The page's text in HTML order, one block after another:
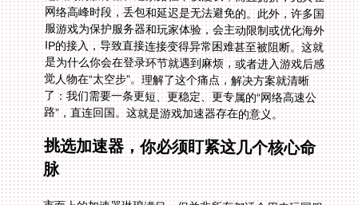
路”，直连回国。这就是游戏加速器存在的意义。
挑选加速器，你必须盯紧这几个核心命
脉